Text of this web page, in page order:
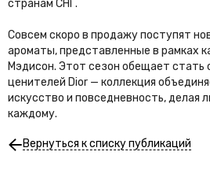
странам СНГ.
Совсем скоро в продажу поступят
ароматы, представленные в рамках
Мэдисон. Этот сезон обещает стать
ценителей Dior — коллекция
искусство и повседневность, делая
каждому.
Вернуться к списку публикаций